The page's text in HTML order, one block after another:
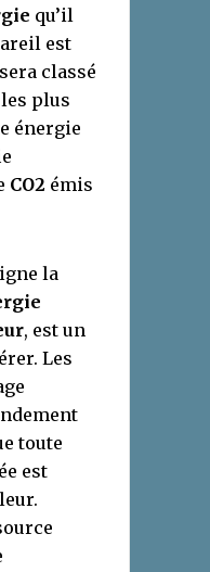
qu’il
est
classé
plus
énergie
CO2 émis
la
, est un
Les
toute
est